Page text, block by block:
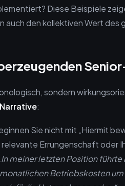
Diese Beispiele
auch den kollektiven Wert des
sondern
:
Sie nicht mit „Hiermit
Errungenschaft oder
meiner letzten Position
Betriebskosten